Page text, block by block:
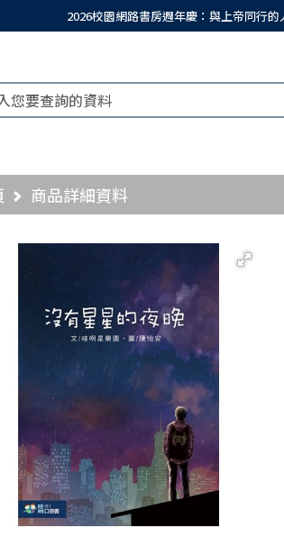
2026校園網路書房週年慶：與上帝同行的
商品詳細資料